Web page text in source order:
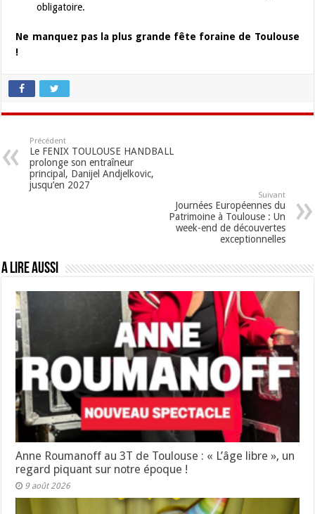
obligatoire.
Ne manquez pas la plus grande fête foraine de Toulouse
!
Précédent
Le FENIX TOULOUSE HANDBALL
prolonge son entraîneur
principal, Danijel Andjelkovic,
jusqu’en 2027
Suivant
Journées Européennes du
Patrimoine à Toulouse : Un
week-end de découvertes
exceptionnelles
A lire aussi
Anne Roumanoff au 3T de Toulouse : « L’âge libre », un
regard piquant sur notre époque !
9 août 2026